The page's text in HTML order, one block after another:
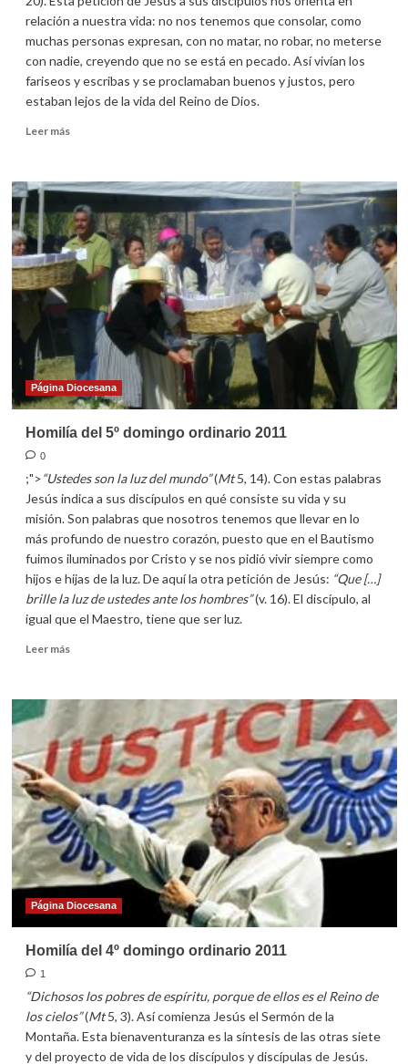
relación a nuestra vida: no nos tenemos que consolar, como
muchas personas expresan, con no matar, no robar, no meterse
con nadie, creyendo que no se está en pecado. Así vivían los
fariseos y escribas y se proclamaban buenos y justos, pero
estaban lejos de la vida del Reino de Dios.
Leer másLeer
Homilía
del
6º
domingo
ordinario
2011
Página Diocesana
Homilía del 5º domingo ordinario 2011
0
;">“Ustedes son la luz del mundo”(Mt5, 14). Con estas palabras
Jesús indica a sus discípulos en qué consiste su vida y su
misión. Son palabras que nosotros tenemos que llevar en lo
más profundo de nuestro corazón, puesto que en el Bautismo
fuimos iluminados por Cristo y se nos pidió vivir siempre como
hijos e hijas de la luz. De aquí la otra petición de Jesús: “Que […]
brille la luz de ustedes ante los hombres”(v. 16). El discípulo, al
igual que el Maestro, tiene que ser luz.
Leer másLeer
Homilía
del
5º
domingo
ordinario
2011
Página Diocesana
Homilía del 4º domingo ordinario 2011
1
“Dichosos los pobres de espíritu, porque de ellos es el Reino de
los cielos”(Mt5, 3). Así comienza Jesús el Sermón de la
Montaña. Esta bienaventuranza es la síntesis de las otras siete
y del proyecto de vida de los discípulos y discípulas de Jesús.